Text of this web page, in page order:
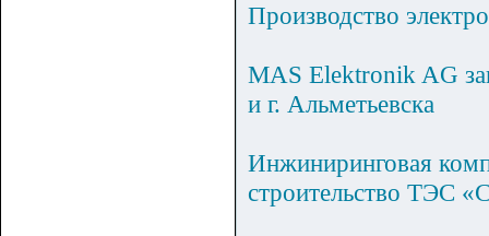
Производство
MAS Elektronik AG
и г. Альметьевска
Инжиниринговая
строительство ТЭС